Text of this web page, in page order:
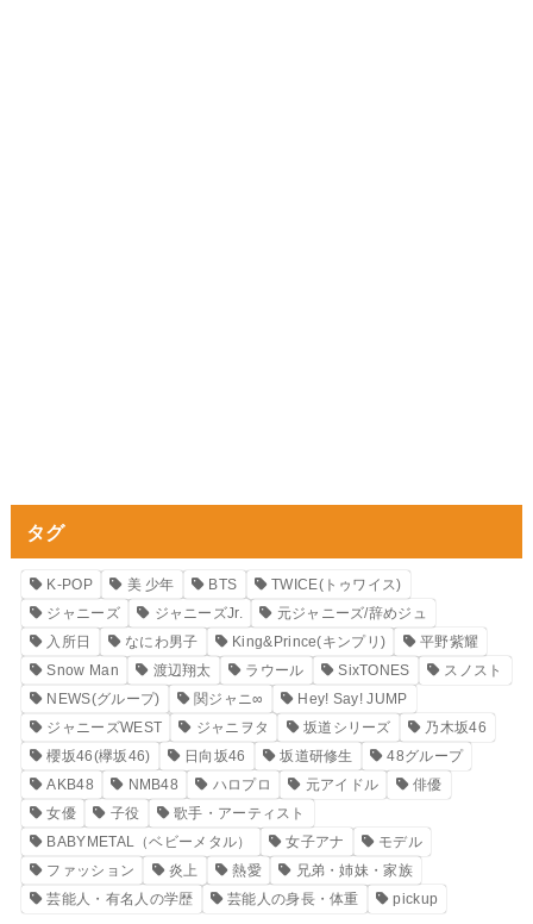
タグ
K-POP 美 少年 BTS
TWICE(トゥワイス)
ジャニーズ
ジャニーズJr.
元ジャニーズ/辞めジュ
入所日
なにわ男子 King&Prince(キンプリ)
平野紫耀
Snow Man
渡辺翔太 ラウール SixTONES
スノスト
NEWS(グループ)
関ジャニ∞
Hey! Say! JUMP
ジャニーズWEST
ジャニヲタ 坂道シリーズ
乃木坂46
櫻坂46(欅坂46)
日向坂46 坂道研修生
48グループ
AKB48
NMB48 ハロプロ 元アイドル
俳優
女優
子役
歌手・アーティスト
BABYMETAL（ベビーメタル）
女子アナ
モデル
ファッション
炎上 熱愛
兄弟・姉妹・家族
芸能人・有名人の学歴
芸能人の身長・体重 pickup